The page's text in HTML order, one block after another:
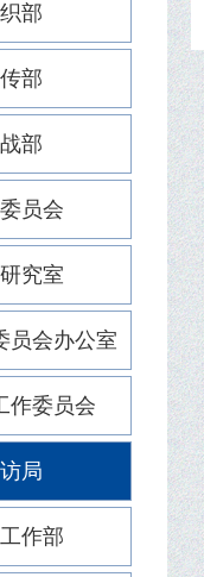
部
部
部
员会
究室
员会办公室
作委员会
局
作部